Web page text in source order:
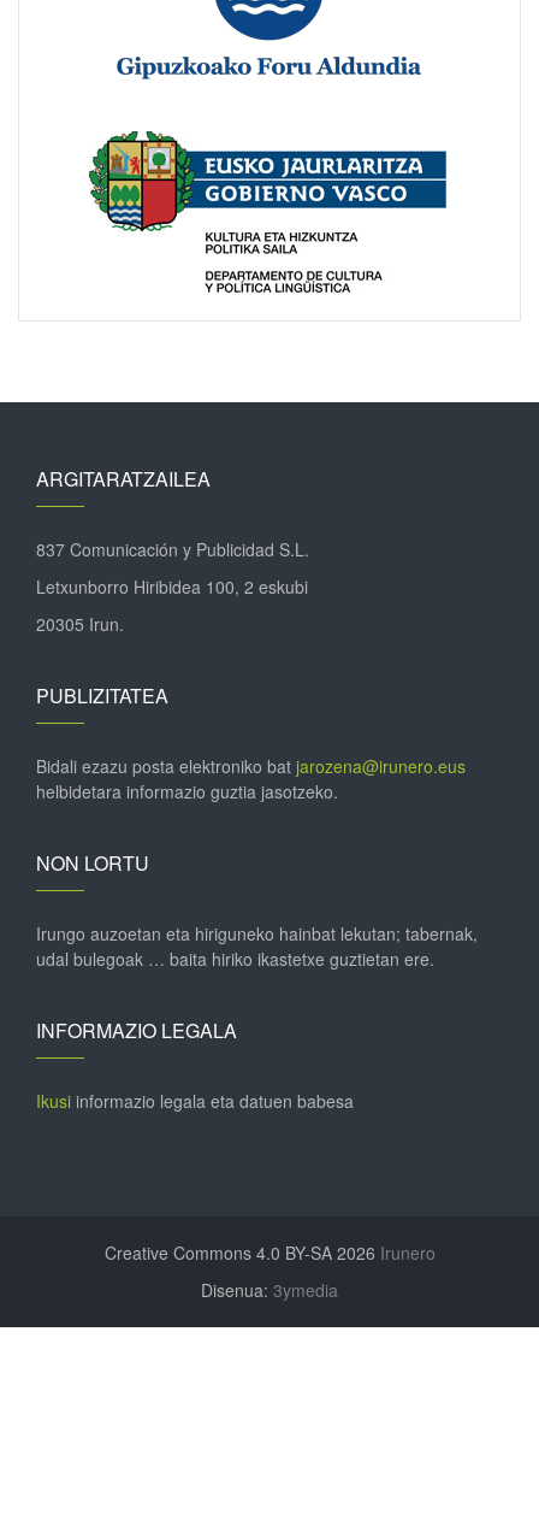
ARGITARATZAILEA
837 Comunicación y Publicidad S.L.
Letxunborro Hiribidea 100, 2 eskubi
20305 Irun.
PUBLIZITATEA
Bidali ezazu posta elektroniko bat jarozena@irunero.eus
helbidetara informazio guztia jasotzeko.
NON LORTU
Irungo auzoetan eta hiriguneko hainbat lekutan; tabernak,
udal bulegoak … baita hiriko ikastetxe guztietan ere.
INFORMAZIO LEGALA
Ikusi informazio legala eta datuen babesa
Creative Commons 4.0 BY-SA 2026 Irunero
Disenua: 3ymedia